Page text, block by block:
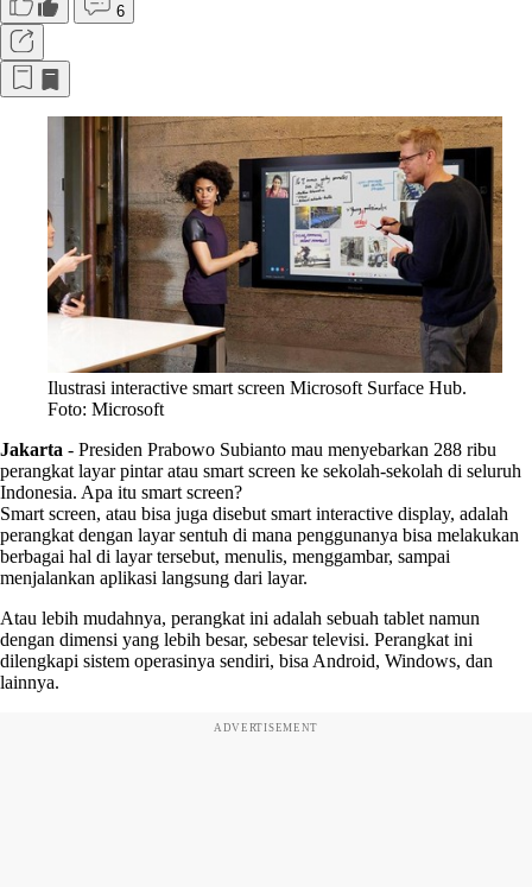
6
Ilustrasi interactive smart screen Microsoft Surface Hub.
Foto: Microsoft
Jakarta - Presiden Prabowo Subianto mau menyebarkan 288 ribu
perangkat layar pintar atau smart screen ke sekolah-sekolah di seluruh
Indonesia. Apa itu smart screen?
Smart screen, atau bisa juga disebut smart interactive display, adalah
perangkat dengan layar sentuh di mana penggunanya bisa melakukan
berbagai hal di layar tersebut, menulis, menggambar, sampai
menjalankan aplikasi langsung dari layar.
Atau lebih mudahnya, perangkat ini adalah sebuah tablet namun
dengan dimensi yang lebih besar, sebesar televisi. Perangkat ini
dilengkapi sistem operasinya sendiri, bisa Android, Windows, dan
lainnya.
ADVERTISEMENT